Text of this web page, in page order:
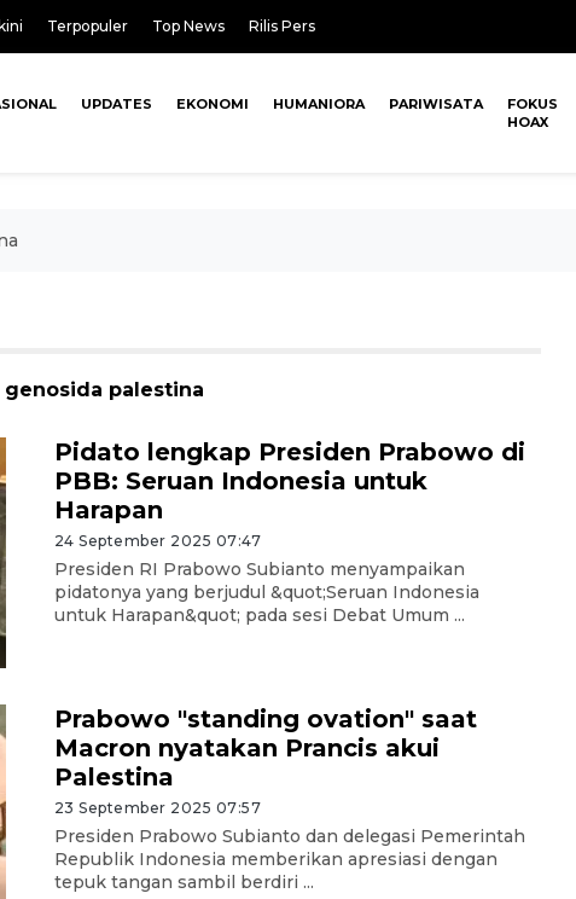
Terpopuler Top News Rilis Pers
UPDATES EKONOMI HUMANIORA PARIWISATA
FOKUS
HOAX
palestina
Pidato lengkap Presiden Prabowo di
PBB: Seruan Indonesia untuk
Harapan
24 September 2025 07:47
Presiden RI Prabowo Subianto menyampaikan
pidatonya yang berjudul &quot;Seruan Indonesia
untuk Harapan&quot; pada sesi Debat Umum ...
Prabowo "standing ovation" saat
Macron nyatakan Prancis akui
Palestina
23 September 2025 07:57
Presiden Prabowo Subianto dan delegasi Pemerintah
Republik Indonesia memberikan apresiasi dengan
tepuk tangan sambil berdiri ...